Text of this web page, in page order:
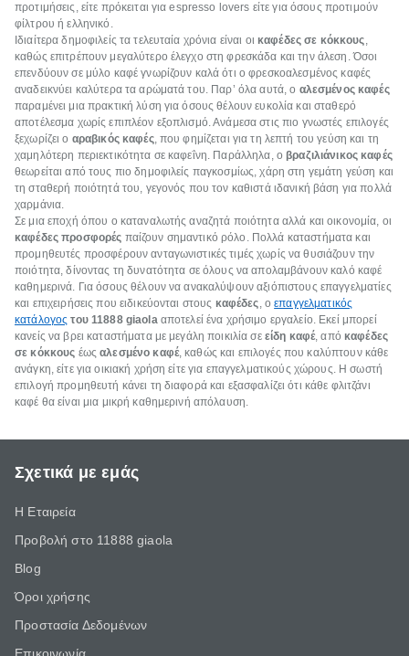
προτιμήσεις, είτε πρόκειται για espresso lovers είτε για όσους προτιμούν
φίλτρου ή ελληνικό.
Ιδιαίτερα δημοφιλείς τα τελευταία χρόνια είναι οι καφέδες σε κόκκους,
καθώς επιτρέπουν μεγαλύτερο έλεγχο στη φρεσκάδα και την άλεση. Όσοι
επενδύουν σε μύλο καφέ γνωρίζουν καλά ότι ο φρεσκοαλεσμένος καφές
αναδεικνύει καλύτερα τα αρώματά του. Παρ’ όλα αυτά, ο αλεσμένος καφές
παραμένει μια πρακτική λύση για όσους θέλουν ευκολία και σταθερό
αποτέλεσμα χωρίς επιπλέον εξοπλισμό. Ανάμεσα στις πιο γνωστές επιλογές
ξεχωρίζει ο αραβικός καφές, που φημίζεται για τη λεπτή του γεύση και τη
χαμηλότερη περιεκτικότητα σε καφεΐνη. Παράλληλα, οβραζιλιάνικος καφές
θεωρείται από τους πιο δημοφιλείς παγκοσμίως, χάρη στη γεμάτη γεύση και
τη σταθερή ποιότητά του, γεγονός που τον καθιστά ιδανική βάση για πολλά
χαρμάνια.
Σε μια εποχή όπου ο καταναλωτής αναζητά ποιότητα αλλά και οικονομία, οι
καφέδες προσφορές παίζουν σημαντικό ρόλο. Πολλά καταστήματα και
προμηθευτές προσφέρουν ανταγωνιστικές τιμές χωρίς να θυσιάζουν την
ποιότητα, δίνοντας τη δυνατότητα σε όλους να απολαμβάνουν καλό καφέ
καθημερινά. Για όσους θέλουν να ανακαλύψουν αξιόπιστους επαγγελματίες
και επιχειρήσεις που ειδικεύονται στους καφέδες, οεπαγγελματικός
κατάλογος του 11888 giaolaαποτελεί ένα χρήσιμο εργαλείο. Εκεί μπορεί
κανείς να βρει καταστήματα με μεγάλη ποικιλία σε είδη καφέ, από καφέδες
σε κόκκους έωςαλεσμένο καφέ, καθώς και επιλογές που καλύπτουν κάθε
ανάγκη, είτε για οικιακή χρήση είτε για επαγγελματικούς χώρους. Η σωστή
επιλογή προμηθευτή κάνει τη διαφορά και εξασφαλίζει ότι κάθε φλιτζάνι
καφέ θα είναι μια μικρή καθημερινή απόλαυση.
Σχετικά με εμάς
Η Εταιρεία
Προβολή στο 11888 giaola
Blog
Όροι χρήσης
Προστασία Δεδομένων